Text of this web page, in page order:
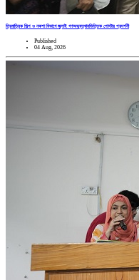
ত্রিমাত্রিক শিল্প ও নকশা বিভাগে জুলাই গণঅভ্যুত্থানভিত্তিক পোস্টার প্রদর্শনী
Published
04 Aug, 2026